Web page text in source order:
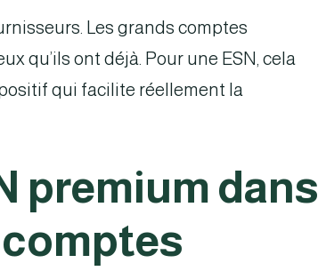
Les grands comptes
qu’ils ont déjà. Pour une ESN, cela
qui facilite réellement la
premium dans